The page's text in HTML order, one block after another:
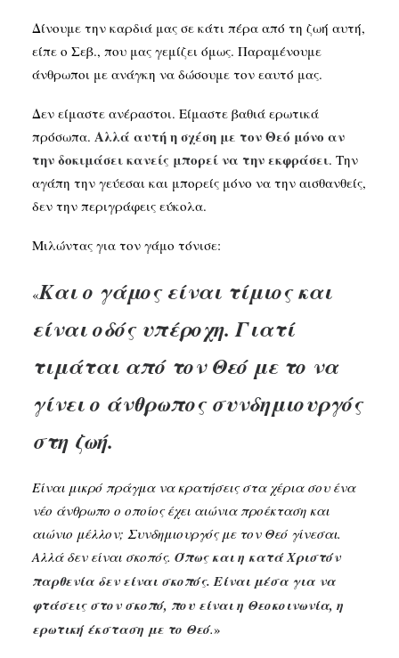
Δίνουμε την καρδιά μας σε κάτι πέρα από τη ζωή αυτή,
είπε ο Σεβ., που μας γεμίζει όμως. Παραμένουμε
άνθρωποι με ανάγκη να δώσουμε τον εαυτό μας.
Δεν είμαστε ανέραστοι. Είμαστε βαθιά ερωτικά
πρόσωπα. Αλλά αυτή η σχέση με τον Θεό μόνο αν
την δοκιμάσει κανείς μπορεί να την εκφράσει. Την
αγάπη την γεύεσαι και μπορείς μόνο να την αισθανθείς,
δεν την περιγράφεις εύκολα.
Μιλώντας για τον γάμο τόνισε:
«Και ο γάμος είναι τίμιος και
είναι οδός υπέροχη. Γιατί
τιμάται από τον Θεό με το να
γίνει ο άνθρωπος συνδημιουργός
στη ζωή.
Είναι μικρό πράγμα να κρατήσεις στα χέρια σου ένα
νέο άνθρωπο ο οποίος έχει αιώνια προέκταση και
αιώνιο μέλλον; Συνδημιουργός με τον Θεό γίνεσαι.
Αλλά δεν είναι σκοπός. Όπως και η κατά Χριστόν
παρθενία δεν είναι σκοπός. Είναι μέσα για να
φτάσεις στον σκοπό, που είναι η Θεοκοινωνία, η
ερωτική έκσταση με το Θεό.»